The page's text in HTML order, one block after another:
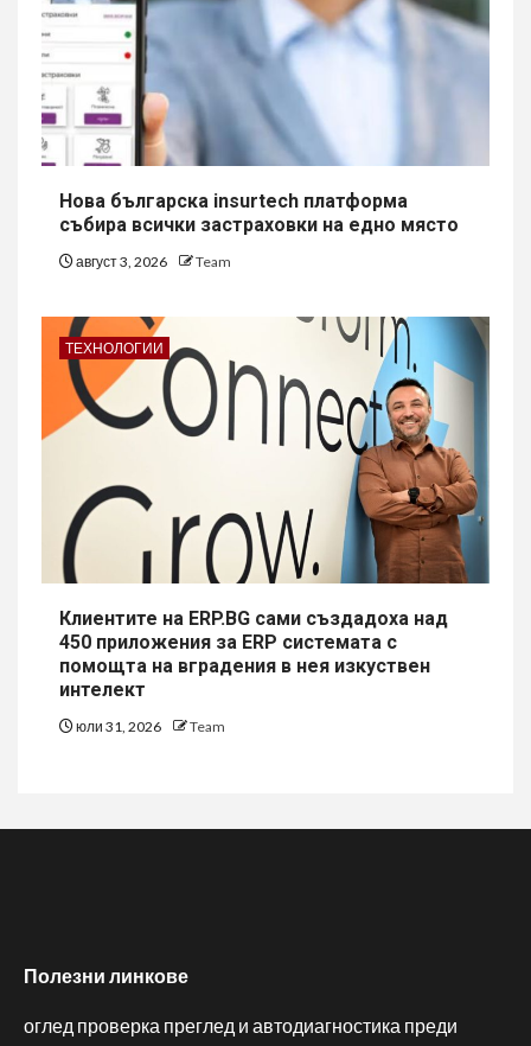
Нова българска insurtech платформа
събира всички застраховки на едно място
август 3, 2026 Team
ТЕХНОЛОГИИ
Клиентите на ERP.BG сами създадоха над
450 приложения за ERP системата с
помощта на вградения в нея изкуствен
интелект
юли 31, 2026 Team
Полезни линкове
оглед проверка преглед и автодиагностика преди